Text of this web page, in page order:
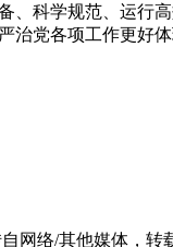
、科学规范、运行
治党各项工作更好
网络/其他媒体，转